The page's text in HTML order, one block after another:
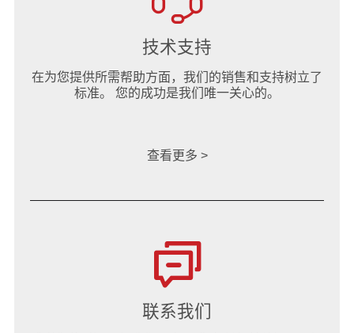
技术支持
在为您提供所需帮助方面，我们的销售和支持树立了
标准。 您的成功是我们唯一关心的。
查看更多 >
联系我们